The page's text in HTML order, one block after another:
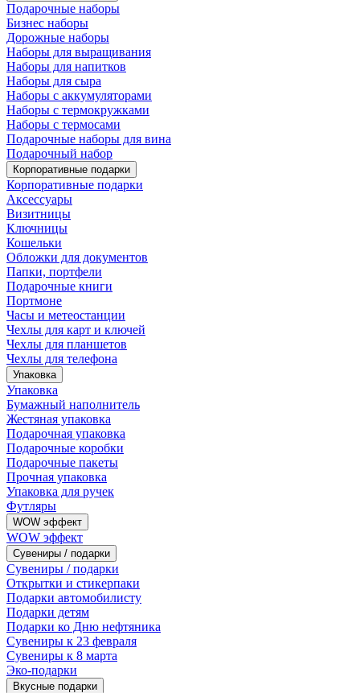
Подарочные наборы
Бизнес наборы
Дорожные наборы
Наборы для выращивания
Наборы для напитков
Наборы для сыра
Наборы с аккумуляторами
Наборы с термокружками
Наборы с термосами
Подарочные наборы для вина
Подарочный набор
Корпоративные подарки
Корпоративные подарки
Аксессуары
Визитницы
Ключницы
Кошельки
Обложки для документов
Папки, портфели
Подарочные книги
Портмоне
Часы и метеостанции
Чехлы для карт и ключей
Чехлы для планшетов
Чехлы для телефона
Упаковка
Упаковка
Бумажный наполнитель
Жестяная упаковка
Подарочная упаковка
Подарочные коробки
Подарочные пакеты
Прочная упаковка
Упаковка для ручек
Футляры
WOW эффект
WOW эффект
Сувениры / подарки
Сувениры / подарки
Открытки и стикерпаки
Подарки автомобилисту
Подарки детям
Подарки ко Дню нефтяника
Сувениры к 23 февраля
Сувениры к 8 марта
Эко-подарки
Вкусные подарки